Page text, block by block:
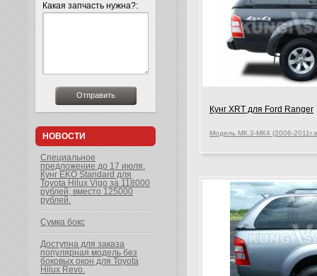
Кунг XRT для Ford Ranger
Модель МК.3-МК4 (2006-
Какая запчасть нужна?:
НОВОСТИ
Специальное
предложение до 17 июля.
Кунг EKO Standard для
Toyota Hilux Vigo за 118000
рублей, вместо 125000
рублей.
Сумка бокс
Доступна для заказа
популярная модель без
боковых окон для Toyota
Hilux Revo.